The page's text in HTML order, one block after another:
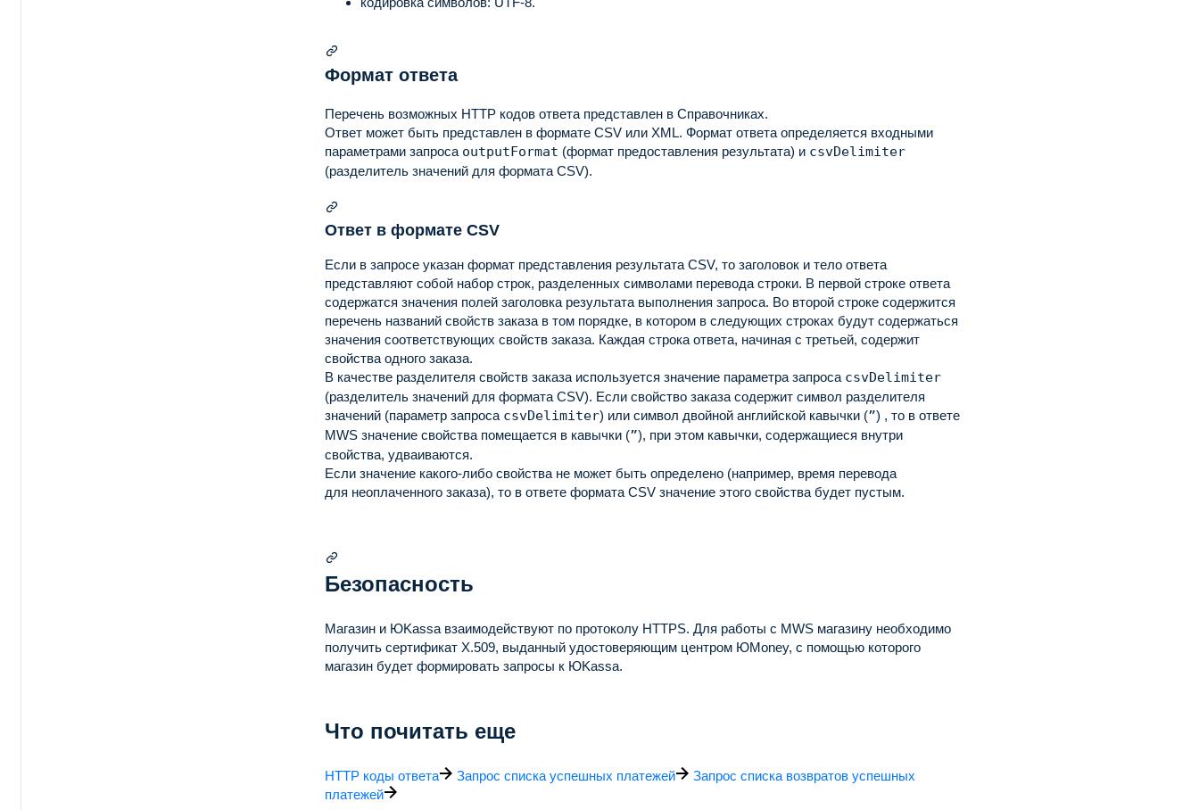
Формат ответа
Перечень возможных HTTP кодов ответа представлен в Справочниках.
Ответ может быть представлен в формате CSV или XML. Формат ответа определяется входными
параметрами запроса outputFormat (формат предоставления результата) и csvDelimiter
(разделитель значений для формата CSV).
Ответ в формате CSV
Если в запросе указан формат представления результата CSV, то заголовок и тело ответа
представляют собой набор строк, разделенных символами перевода строки. В первой строке ответа
содержатся значения полей заголовка результата выполнения запроса. Во второй строке содержится
перечень названий свойств заказа в том порядке, в котором в следующих строках будут содержаться
значения соответствующих свойств заказа. Каждая строка ответа, начиная с третьей, содержит
свойства одного заказа.
В качестве разделителя свойств заказа используется значение параметра запроса csvDelimiter
(разделитель значений для формата CSV). Если свойство заказа содержит символ разделителя
значений (параметр запроса csvDelimiter) или символ двойной английской кавычки (”) , то в ответе
MWS значение свойства помещается в кавычки (”), при этом кавычки, содержащиеся внутри
свойства, удваиваются.
Если значение какого-либо свойства не может быть определено (например, время перевода
для неоплаченного заказа), то в ответе формата CSV значение этого свойства будет пустым.
Безопасность
Магазин и ЮKassa взаимодействуют по протоколу HTTPS. Для работы с MWS магазину необходимо
получить сертификат X.509, выданный удостоверяющим центром ЮMoney, с помощью которого
магазин будет формировать запросы к ЮKassa.
Что почитать еще
HTTP коды ответа Запрос списка успешных платежей
Запрос списка возвратов успешных
платежей